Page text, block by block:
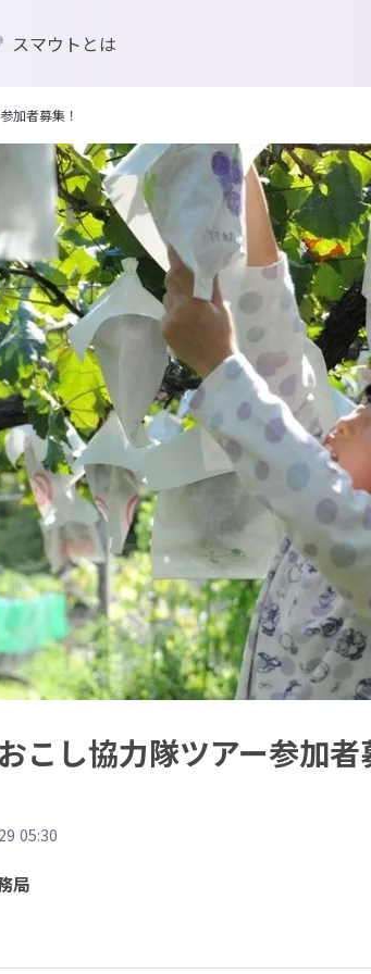
スマウトとは
加者募集！
こし協力隊ツアー参加
05:30
局